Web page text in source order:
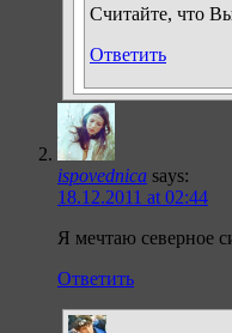
Считайте, что
Ответить
ispovednica says:
18.12.2011 at 02:44
Я мечтаю северное
Ответить